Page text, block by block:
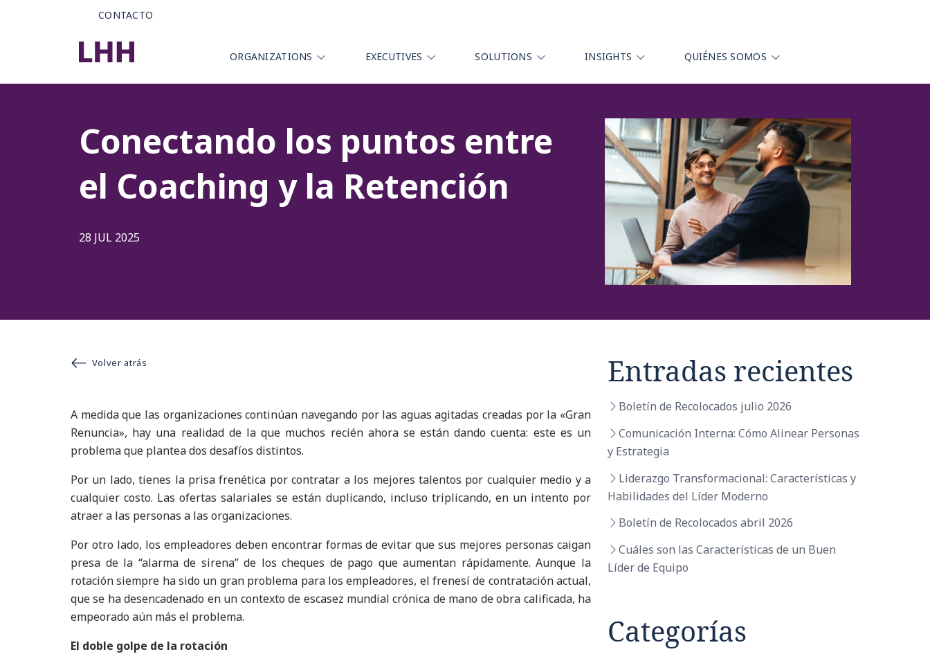
CONTACTO
ORGANIZATIONS EXECUTIVES SOLUTIONS INSIGHTS QUIÉNES SOMOS
Conectando los puntos entre
el Coaching y la Retención
28 JUL 2025
Volver atrás
A medida que las organizaciones continúan navegando por las aguas agitadas creadas por la «Gran
Renuncia», hay una realidad de la que muchos recién ahora se están dando cuenta: este es un
problema que plantea dos desafíos distintos.
Por un lado, tienes la prisa frenética por contratar a los mejores talentos por cualquier medio y a
cualquier costo. Las ofertas salariales se están duplicando, incluso triplicando, en un intento por
atraer a las personas a las organizaciones.
Por otro lado, los empleadores deben encontrar formas de evitar que sus mejores personas caigan
presa de la “alarma de sirena” de los cheques de pago que aumentan rápidamente. Aunque la
rotación siempre ha sido un gran problema para los empleadores, el frenesí de contratación actual,
que se ha desencadenado en un contexto de escasez mundial crónica de mano de obra calificada, ha
empeorado aún más el problema.
El doble golpe de la rotación
Entradas recientes
Boletín de Recolocados julio 2026
Comunicación Interna: Cómo Alinear Personas
y Estrategia
Liderazgo Transformacional: Características y
Habilidades del Líder Moderno
Boletín de Recolocados abril 2026
Cuáles son las Características de un Buen
Líder de Equipo
Categorías